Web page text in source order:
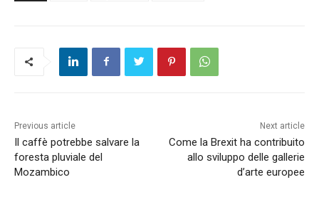
Previous article
Il caffè potrebbe salvare la
foresta pluviale del
Mozambico
Next article
Come la Brexit ha contribuito
allo sviluppo delle gallerie
d’arte europee